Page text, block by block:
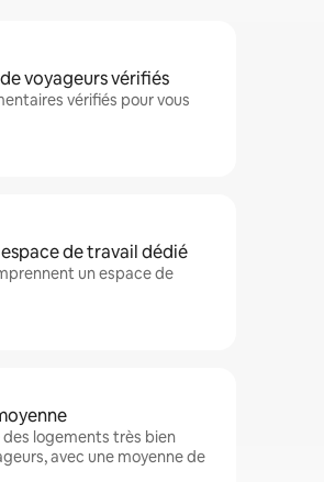
voyageurs vérifiés
vérifiés pour vous
de travail dédié
un espace de
logements très bien
avec une moyenne de